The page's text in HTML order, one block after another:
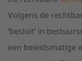
Volgens de
‘besluit’ in
een beleidsmatige